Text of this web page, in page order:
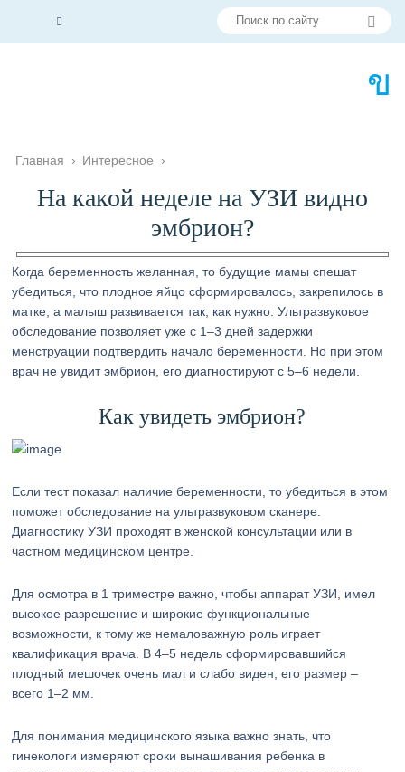
Главная › Интересное ›
На какой неделе на УЗИ видно
эмбрион?
Когда беременность желанная, то будущие мамы спешат
убедиться, что плодное яйцо сформировалось, закрепилось в
матке, а малыш развивается так, как нужно. Ультразвуковое
обследование позволяет уже с 1–3 дней задержки
менструации подтвердить начало беременности. Но при этом
врач не увидит эмбрион, его диагностируют с 5–6 недели.
Как увидеть эмбрион?
Если тест показал наличие беременности, то убедиться в этом
поможет обследование на ультразвуковом сканере.
Диагностику УЗИ проходят в женской консультации или в
частном медицинском центре.
Для осмотра в 1 триместре важно, чтобы аппарат УЗИ, имел
высокое разрешение и широкие функциональные
возможности, к тому же немаловажную роль играет
квалификация врача. В 4–5 недель сформировавшийся
плодный мешочек очень мал и слабо виден, его размер –
всего 1–2 мм.
Для понимания медицинского языка важно знать, что
гинекологи измеряют сроки вынашивания ребенка в